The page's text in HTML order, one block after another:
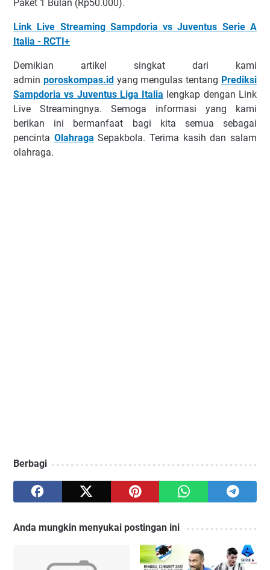
Pаkеt 1 Bulаn (Rр50.000).
Link Live Streaming Sampdoria vs Juventus Serie A
Italia - RCTI+
Demikian artikel singkat dari kami
admin poroskompas.id yang mengulas tentang Prediksi
Sampdoria vs Juventus Liga Italia lengkap dengan Link
Live Streamingnya. Semoga informasi yang kami
berikan ini bermanfaat bagi kita semua sebagai
pencinta Olahraga Sepakbola. Terima kasih dan salam
olahraga.
Berbagi
Anda mungkin menyukai postingan ini